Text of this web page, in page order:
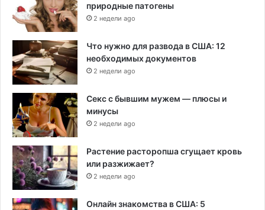
природные патогены
2 недели ago
Что нужно для развода в США: 12
необходимых документов
2 недели ago
Секс с бывшим мужем — плюсы и
минусы
2 недели ago
Растение расторопша сгущает кровь
или разжижает?
2 недели ago
Онлайн знакомства в США: 5